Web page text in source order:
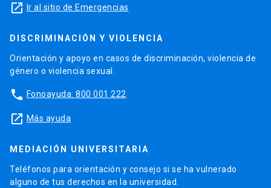
launch Ir al sitio de Emergencias
DISCRIMINACIÓN Y VIOLENCIA
Orientación y apoyo en casos de discriminación, violencia de
género o violencia sexual.
phone Fonoayuda: 800 001 222
launch Más ayuda
MEDIACIÓN UNIVERSITARIA
Teléfonos para orientación y consejo si se ha vulnerado
alguno de tus derechos en la universidad.